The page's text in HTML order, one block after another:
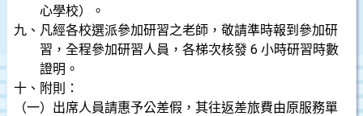
心學校）。
九、凡經各校選派參加研習之老師，敬請準時報到參加研
習，全程參加研習人員，各梯次核發 6 小時研習時數
證明。
十、附則：
（一）出席人員請惠予公差假，其往返差旅費由原服務單